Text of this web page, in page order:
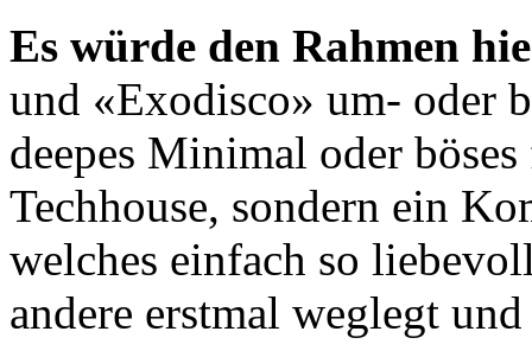
Es würde den Rahmen
und «Exodisco» um- oder
deepes Minimal oder
Techhouse, sondern ein
welches einfach so
andere erstmal weglegt